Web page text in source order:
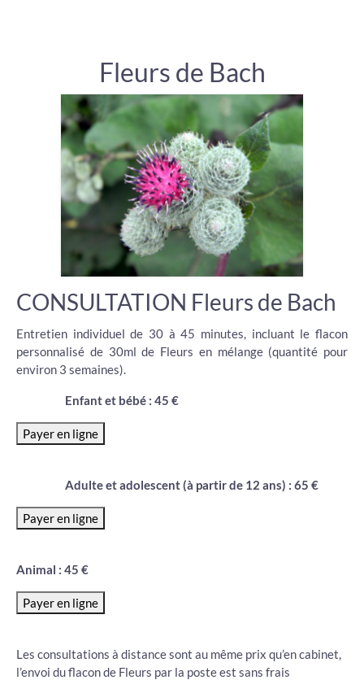
Fleurs de Bach
CONSULTATION Fleurs de Bach
Entretien individuel de 30 à 45 minutes, incluant le flacon
personnalisé de 30ml de Fleurs en mélange (quantité pour
environ 3 semaines).
Enfant et bébé : 45 €
Adulte et adolescent (à partir de 12 ans) : 65 €
Animal : 45 €
Les consultations à distance sont au même prix qu’en cabinet,
l’envoi du flacon de Fleurs par la poste est sans frais